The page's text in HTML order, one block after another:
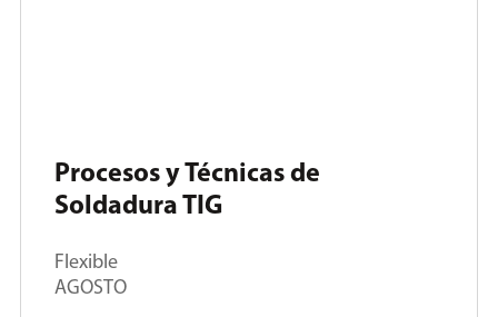
Procesos y Técnicas de
Soldadura TIG
Flexible
AGOSTO